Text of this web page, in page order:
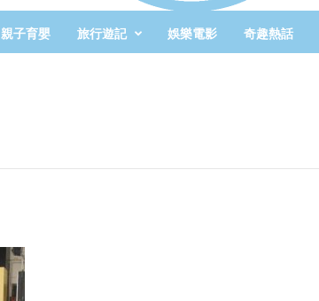
親子育嬰 旅行遊記 娛樂電影 奇趣熱話